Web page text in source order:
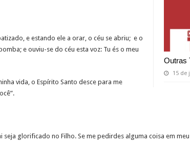
Outras
15 de
e estando ele a orar, o céu se abriu; e o
e ouviu-se do céu esta voz: Tu és o meu
vida, o Espírito Santo desce para me
glorificado no Filho. Se me pedirdes alguma coisa em